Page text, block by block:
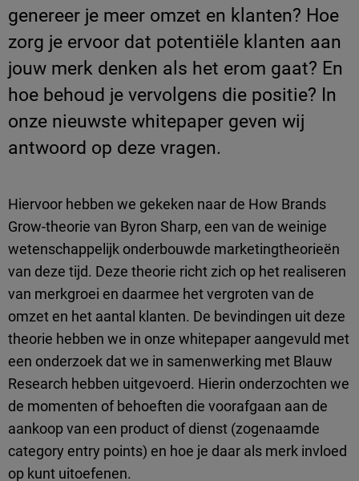
genereer je meer omzet en klanten? Hoe
zorg je ervoor dat potentiële klanten aan
jouw merk denken als het erom gaat? En
hoe behoud je vervolgens die positie? In
onze nieuwste whitepaper geven wij
antwoord op deze vragen.
Hiervoor hebben we gekeken naar de How Brands
Grow-theorie van Byron Sharp, een van de weinige
wetenschappelijk onderbouwde marketingtheorieën
van deze tijd. Deze theorie richt zich op het realiseren
van merkgroei en daarmee het vergroten van de
omzet en het aantal klanten. De bevindingen uit deze
theorie hebben we in onze whitepaper aangevuld met
een onderzoek dat we in samenwerking met Blauw
Research hebben uitgevoerd. Hierin onderzochten we
de momenten of behoeften die voorafgaan aan de
aankoop van een product of dienst (zogenaamde
category entry points) en hoe je daar als merk invloed
op kunt uitoefenen.